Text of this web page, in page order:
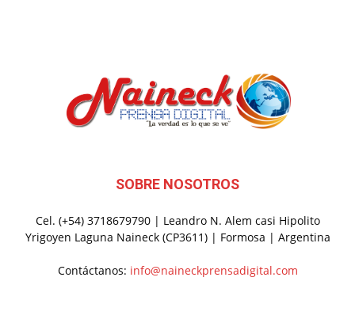
SOBRE NOSOTROS
Cel. (+54) 3718679790 | Leandro N. Alem casi Hipolito
Yrigoyen Laguna Naineck (CP3611) | Formosa | Argentina
Contáctanos: info@naineckprensadigital.com